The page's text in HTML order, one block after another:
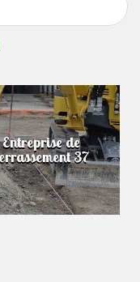
Entreprise de
37